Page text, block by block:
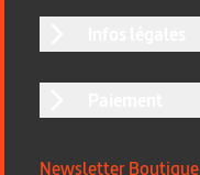
Newsletter Boutique